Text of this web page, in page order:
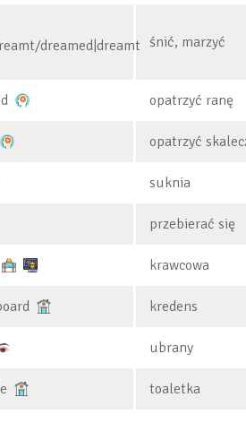
dreamed|dreamt śnić, marzyć
opatrzyć ranę
opatrzyć
suknia
przebierać się
krawcowa
kredens
ubrany
toaletka